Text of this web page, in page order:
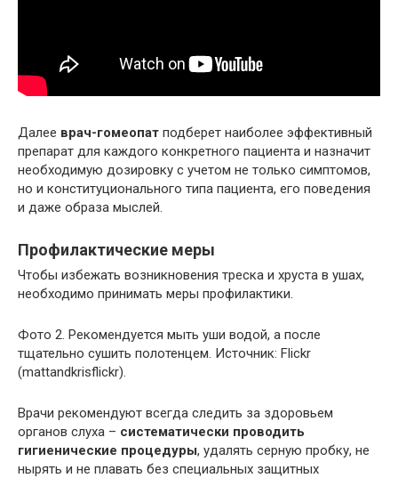
Далее врач-гомеопат подберет наиболее эффективный
препарат для каждого конкретного пациента и назначит
необходимую дозировку с учетом не только симптомов,
но и конституционального типа пациента, его поведения
и даже образа мыслей.
Профилактические меры
Чтобы избежать возникновения треска и хруста в ушах,
необходимо принимать меры профилактики.
Фото 2. Рекомендуется мыть уши водой, а после
тщательно сушить полотенцем. Источник: Flickr
(mattandkrisflickr).
Врачи рекомендуют всегда следить за здоровьем
органов слуха – систематически проводить
гигиенические процедуры, удалять серную пробку, не
нырять и не плавать без специальных защитных